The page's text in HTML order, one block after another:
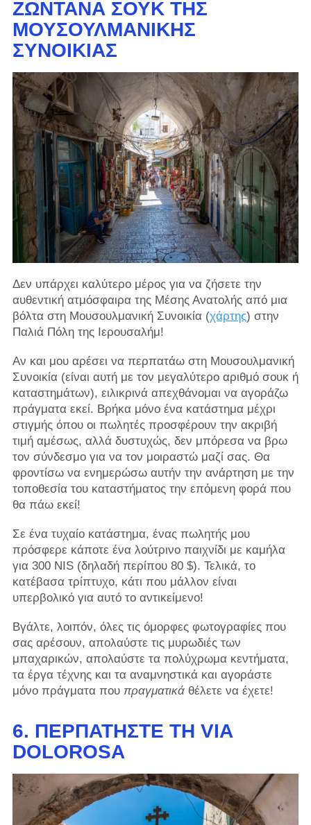
ΖΩΝΤΑΝΆ ΣΟΥΚ ΤΗΣ
ΜΟΥΣΟΥΛΜΑΝΙΚΉΣ
ΣΥΝΟΙΚΊΑΣ
Δεν υπάρχει καλύτερο μέρος για να ζήσετε την
αυθεντική ατμόσφαιρα της Μέσης Ανατολής από μια
βόλτα στη Μουσουλμανική Συνοικία (χάρτης) στην
Παλιά Πόλη της Ιερουσαλήμ!
Αν και μου αρέσει να περπατάω στη Μουσουλμανική
Συνοικία (είναι αυτή με τον μεγαλύτερο αριθμό σουκ ή
καταστημάτων), ειλικρινά απεχθάνομαι να αγοράζω
πράγματα εκεί. Βρήκα μόνο ένα κατάστημα μέχρι
στιγμής όπου οι πωλητές προσφέρουν την ακριβή
τιμή αμέσως, αλλά δυστυχώς, δεν μπόρεσα να βρω
τον σύνδεσμο για να τον μοιραστώ μαζί σας. Θα
φροντίσω να ενημερώσω αυτήν την ανάρτηση με την
τοποθεσία του καταστήματος την επόμενη φορά που
θα πάω εκεί!
Σε ένα τυχαίο κατάστημα, ένας πωλητής μου
πρόσφερε κάποτε ένα λούτρινο παιχνίδι με καμήλα
για 300 NIS (δηλαδή περίπου 80 $). Τελικά, το
κατέβασα τρίπτυχο, κάτι που μάλλον είναι
υπερβολικό για αυτό το αντικείμενο!
Βγάλτε, λοιπόν, όλες τις όμορφες φωτογραφίες που
σας αρέσουν, απολαύστε τις μυρωδιές των
μπαχαρικών, απολαύστε τα πολύχρωμα κεντήματα,
τα έργα τέχνης και τα αναμνηστικά και αγοράστε
μόνο πράγματα που πραγματικάθέλετε να έχετε!
6. ΠΕΡΠΑΤΉΣΤΕ ΤΗ VIA
DOLOROSA